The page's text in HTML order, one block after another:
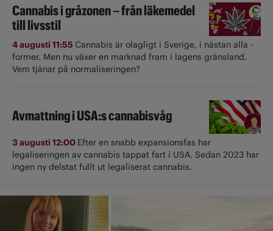
Cannabis i gråzonen – från läkemedel
till livsstil
4 augusti 11:55 Cannabis är olagligt i ­Sverige, i nästan alla ­
former. Men nu växer en marknad fram i lagens gränsland.
Vem tjänar på normaliseringen?
Avmattning i USA:s cannabisvåg
3 augusti 12:00 Efter en snabb expansionsfas har
legaliseringen av cannabis tappat fart i USA. Sedan 2023 har
ingen ny delstat fullt ut ­legaliserat cannabis.